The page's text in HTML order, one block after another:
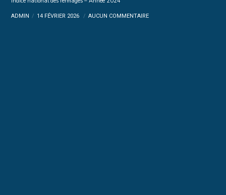
ADMIN 14 FÉVRIER 2026 AUCUN COMMENTAIRE